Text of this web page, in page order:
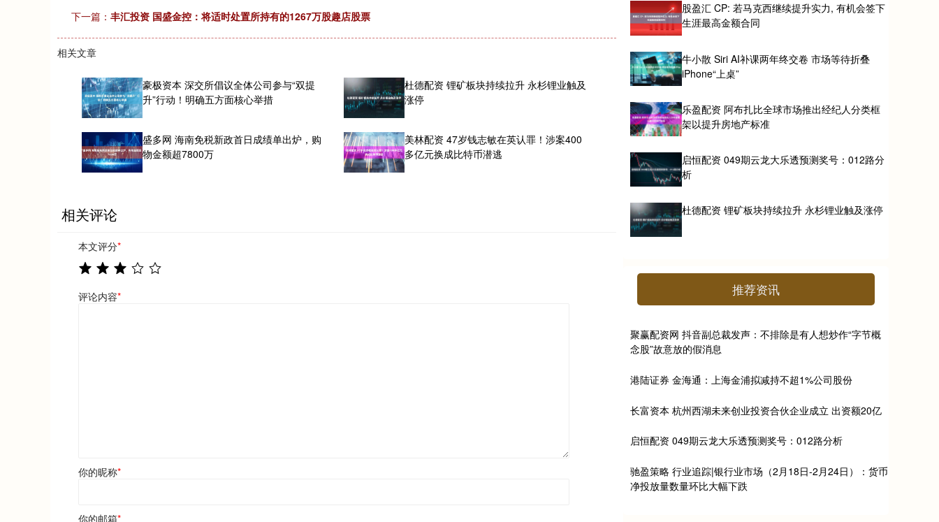
下一篇： 丰汇投资 国盛金控：将适时处置所持有的1267万股趣店股票
相关文章
豪极资本 深交所倡议全体公司参与“双提
升”行动！明确五方面核心举措
杜德配资 锂矿板块持续拉升 永杉锂业触及
涨停
盛多网 海南免税新政首日成绩单出炉，购
物金额超7800万
美林配资 47岁钱志敏在英认罪！涉案400
多亿元换成比特币潜逃
相关评论
本文评分*
评论内容*
你的昵称*
你的邮箱*
股盈汇 CP: 若马克西继续提升实力, 有机会签下
生涯最高金额合同
牛小散 Siri AI补课两年终交卷 市场等待折叠
iPhone“上桌”
乐盈配资 阿布扎比全球市场推出经纪人分类框
架以提升房地产标准
启恒配资 049期云龙大乐透预测奖号：012路分
析
杜德配资 锂矿板块持续拉升 永杉锂业触及涨停
推荐资讯
聚赢配资网 抖音副总裁发声：不排除是有人想炒作“字节概
念股”故意放的假消息
港陆证券 金海通：上海金浦拟减持不超1%公司股份
长富资本 杭州西湖未来创业投资合伙企业成立 出资额20亿
启恒配资 049期云龙大乐透预测奖号：012路分析
驰盈策略 行业追踪|银行业市场（2月18日-2月24日）：货币
净投放量数量环比大幅下跌